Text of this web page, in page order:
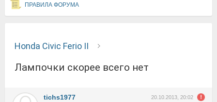
ПРАВИЛА ФОРУМА
Honda Civic Ferio II
лампочки скорее всего нет
tichs1977 20.10.2013, 20:02